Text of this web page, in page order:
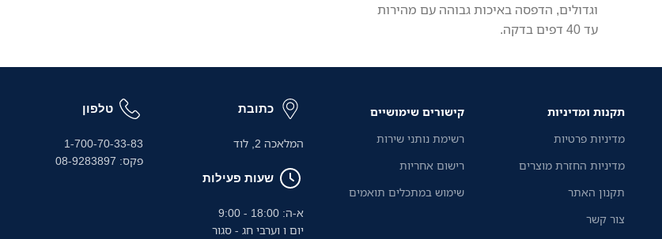
וגדולים, הדפסה באיכות גבוהה עם מהירות
עד 40 דפים בדקה.
תקנות ומדיניות
מדיניות פרטיות
מדיניות החזרת מוצרים
תקנון האתר
צור קשר
קישורים שימושיים
רשימת נותני שירות
רישום אחריות
שימוש במתכלים תואמים
כתובת
המלאכה 2, לוד
שעות פעילות
א-ה: 18:00 - 9:00
יום ו וערבי חג - סגור
טלפון
1-700-70-33-83
פקס: 08-9283897